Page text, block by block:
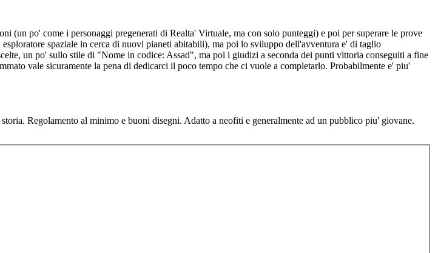
(un po' come i personaggi pregenerati di Realta' Virtuale, ma con solo punteggi) e poi per superare le prove
spaziale in cerca di nuovi pianeti abitabili), ma poi lo sviluppo dell'avventura e' di taglio
un po' sullo stile di "Nome in codice: Assad", ma poi i giudizi a seconda dei punti vittoria conseguiti a fine
vale sicuramente la pena di dedicarci il poco tempo che ci vuole a completarlo. Probabilmente e' piu'
Regolamento al minimo e buoni disegni. Adatto a neofiti e generalmente ad un pubblico piu' giovane.